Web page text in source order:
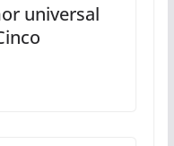
universal